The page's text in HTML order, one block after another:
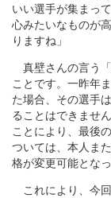
いい選手が集まっ
心みたいなものが
りますね」
真壁さんの言う
ことです。一昨年
た場合、その選手
ることはできませ
ことにより、最後
ついては、本人ま
格が変更可能となっ
これにより、今